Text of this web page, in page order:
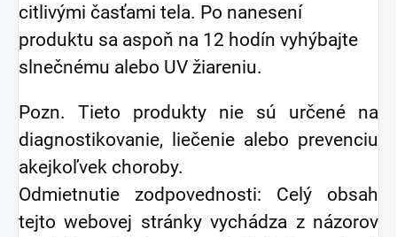
citlivými časťami tela. Po nanesení
produktu sa aspoň na 12 hodín vyhýbajte
slnečnému alebo UV žiareniu.
Pozn. Tieto produkty nie sú určené na
diagnostikovanie, liečenie alebo prevenciu
akejkoľvek choroby.
Odmietnutie zodpovednosti: Celý obsah
tejto webovej stránky vychádza z názorov